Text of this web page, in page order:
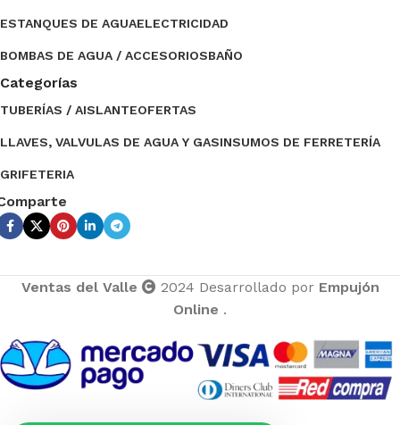
ESTANQUES DE AGUAELECTRICIDAD
BOMBAS DE AGUA / ACCESORIOSBAÑO
Categorías
TUBERÍAS / AISLANTEOFERTAS
LLAVES, VALVULAS DE AGUA Y GASINSUMOS DE FERRETERÍA
GRIFETERIA
Ventas del Valle 2024 Desarrollado por Empujón
Online .
Ventas del Valle